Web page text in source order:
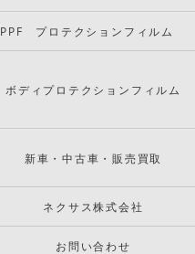
PPF プロテクションフィルム
ボディプロテクションフィルム
新車・中古車・販売買取
ネクサス株式会社
お問い合わせ